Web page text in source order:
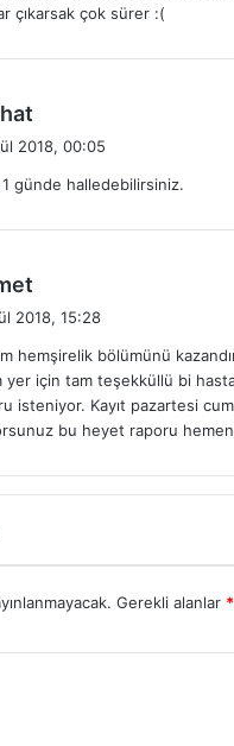
çıkarsak çok sürer :(
e
i
2018, 00:05
günde halledebilirsiniz.
e
i
k
i
2018, 15:28
hemşirelik bölümünü
yer için tam teşekküllü bi
isteniyor. Kayıt pazartesi
bu heyet raporu hemen
Gerekli alanlar *